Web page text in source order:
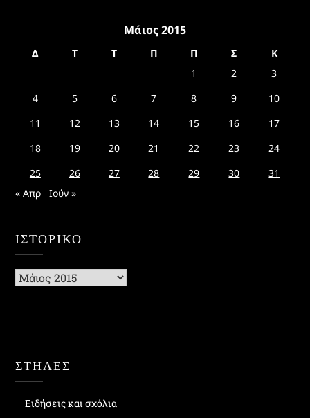
Μάιος 2015
Δ Τ Τ Π Π Σ
Κ
1
2
3
4
5 6 7 8 9
10
11
12 13 14 15 16
17
18
19 20 21 22 23
24
25
26 27 28 29 30
31
« Απρ
Ιούν »
ΙΣΤΟΡΙΚΌ
Ιστορικό
ΣΤΗΛΕΣ
Ειδήσεις και σχόλια